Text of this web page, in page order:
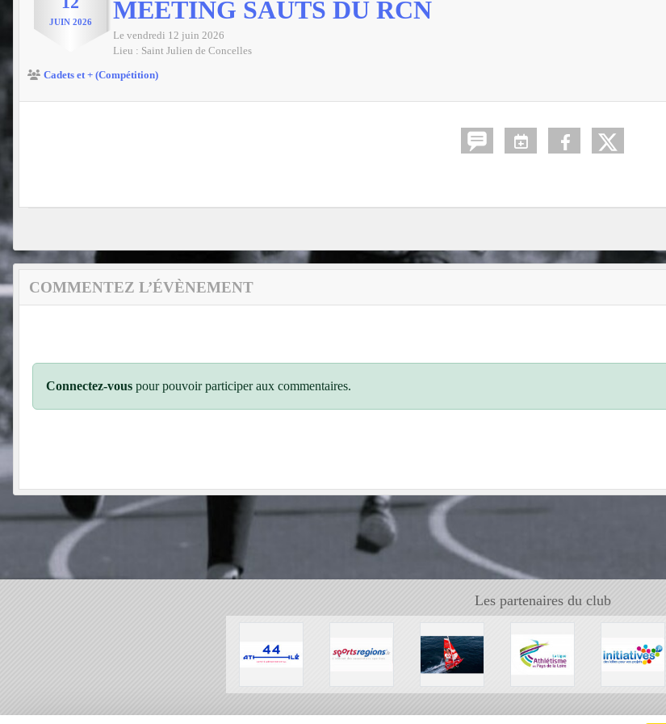
JUIN 2026 MEETING SAUTS DU RCN
Le vendredi 12 juin 2026
Lieu : Saint Julien de Concelles
Cadets et + (Compétition)
COMMENTEZ L’ÉVÈNEMENT
Connectez-vous pour pouvoir participer aux commentaires.
Les partenaires du club